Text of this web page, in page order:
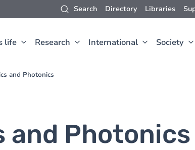
Search Directory Libraries
life Research International Society
and Photonics
and Photonics